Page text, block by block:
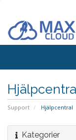
Support Hjälpcentral
Kategorier